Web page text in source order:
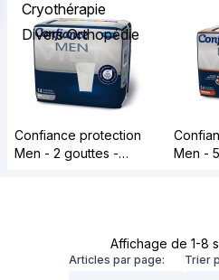
Cryothérapie
Divers Orthopédie
Confiance protection
Men - 2 gouttes -
Men -
Affichage de 1-8
Articles par page: Trier